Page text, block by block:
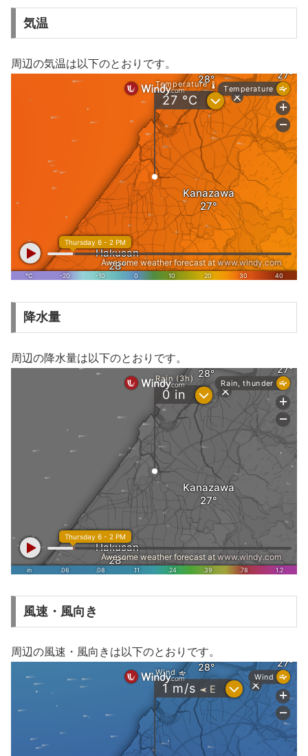
気温
周辺の気温は以下のとおりです。
降水量
周辺の降水量は以下のとおりです。
風速・風向き
周辺の風速・風向きは以下のとおりです。